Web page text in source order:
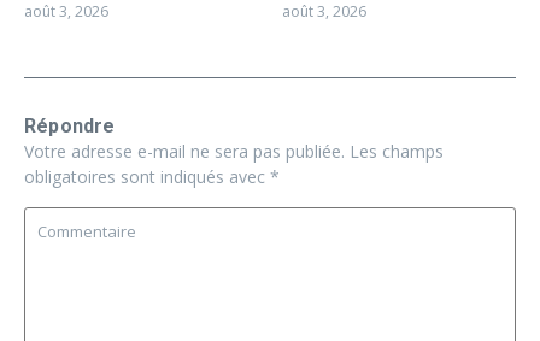
août 3, 2026 août 3, 2026
Répondre
Votre adresse e-mail ne sera pas publiée. Les champs
obligatoires sont indiqués avec *